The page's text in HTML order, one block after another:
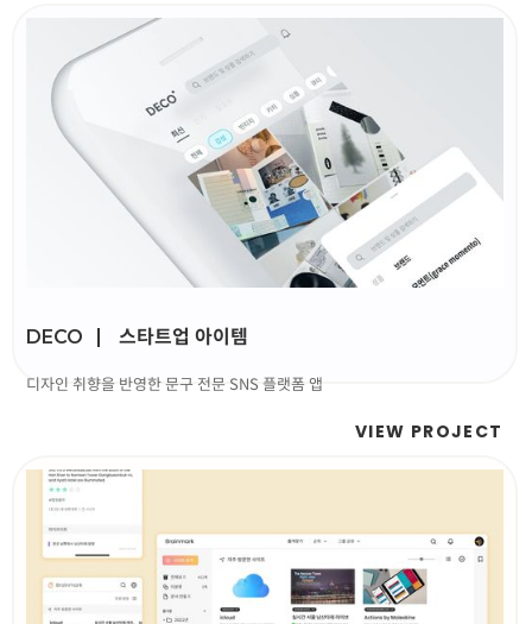
ABOUT
DECO 스타트업 아이템
디자인 취향을 반영한 문구 전문 SNS 플랫폼 앱
VIEW PROJECT